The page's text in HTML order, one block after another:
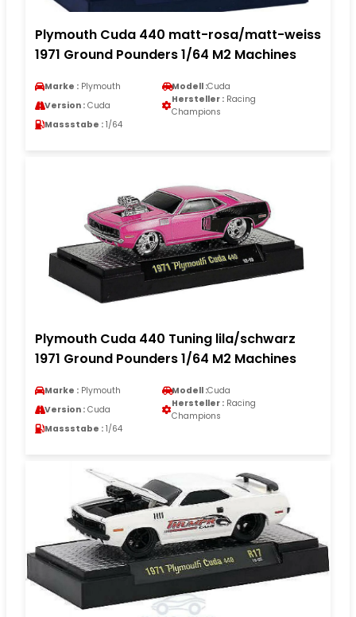
Plymouth Cuda 440 matt-rosa/matt-weiss
1971 Ground Pounders 1/64 M2 Machines
Marke : Plymouth Modell :Cuda
Version : Cuda
Hersteller : Racing
Champions
Massstabe : 1/64
Plymouth Cuda 440 Tuning lila/schwarz
1971 Ground Pounders 1/64 M2 Machines
Marke : Plymouth Modell :Cuda
Version : Cuda
Hersteller : Racing
Champions
Massstabe : 1/64